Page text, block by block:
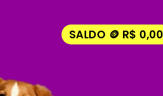
SALDO 🪙 R$ 0,00